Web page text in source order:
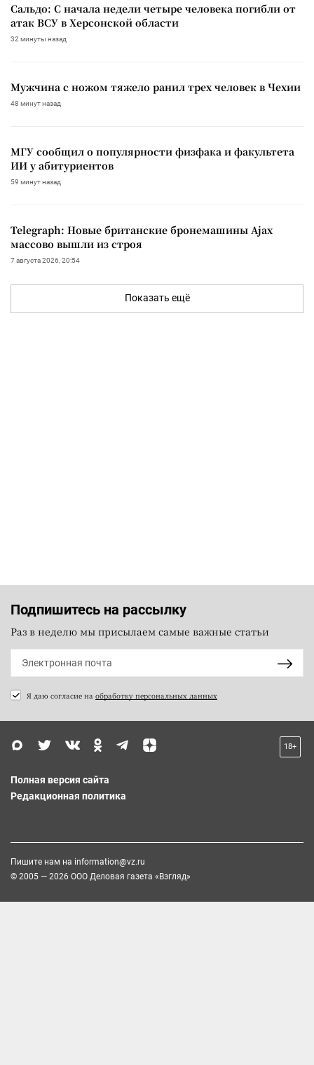
Сальдо: С начала недели четыре человека погибли от
атак ВСУ в Херсонской области
32 минуты назад
Мужчина с ножом тяжело ранил трех человек в Чехии
48 минут назад
МГУ сообщил о популярности физфака и факультета
ИИ у абитуриентов
59 минут назад
Telegraph: Новые британские бронемашины Ajax
массово вышли из строя
7 августа 2026, 20:54
Показать ещё
Подпишитесь на рассылку
Раз в неделю мы присылаем самые важные статьи
Я даю согласие на обработку персональных данных
18+
Полная версия сайта
Редакционная политика
Пишите нам на information@vz.ru
© 2005 — 2026 ООО Деловая газета «Взгляд»